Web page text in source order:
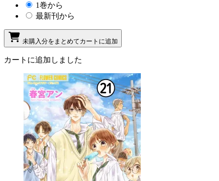
1巻から
最新刊から
未購入分をまとめてカートに追加
カートに追加しました